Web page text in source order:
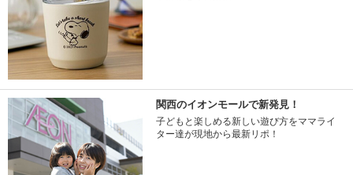
関西のイオンモールで新発見！
子どもと楽しめる新しい遊び方をママライ
ター達が現地から最新リポ！